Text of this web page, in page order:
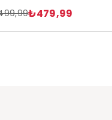
₺479,99